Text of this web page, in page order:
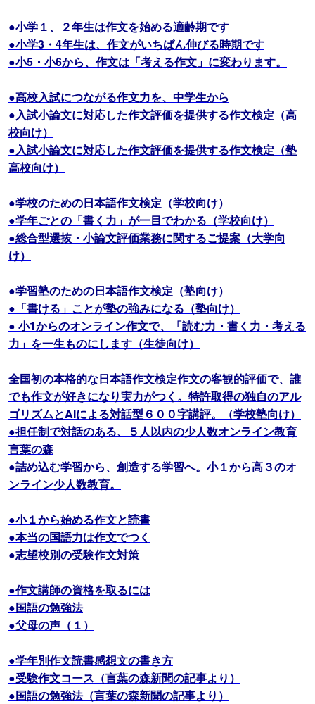
●小学１、２年生は作文を始める適齢期です
●小学3・4年生は、作文がいちばん伸びる時期です
●小5・小6から、作文は「考える作文」に変わります。
●高校入試につながる作文力を、中学生から
●入試小論文に対応した作文評価を提供する作文検定（高
校向け）
●入試小論文に対応した作文評価を提供する作文検定（塾
高校向け）
●学校のための日本語作文検定（学校向け）
●学年ごとの「書く力」が一目でわかる（学校向け）
●総合型選抜・小論文評価業務に関するご提案（大学向
け）
●学習塾のための日本語作文検定（塾向け）
●「書ける」ことが塾の強みになる（塾向け）
● 小1からのオンライン作文で、「読む力・書く力・考える
力」を一生ものにします（生徒向け）
全国初の本格的な日本語作文検定作文の客観的評価で、誰
でも作文が好きになり実力がつく。特許取得の独自のアル
ゴリズムとAIによる対話型６００字講評。（学校塾向け）
●担任制で対話のある、５人以内の少人数オンライン教育
言葉の森
●詰め込む学習から、創造する学習へ。小１から高３のオ
ンライン少人数教育。
●小１から始める作文と読書
●本当の国語力は作文でつく
●志望校別の受験作文対策
●作文講師の資格を取るには
●国語の勉強法
●父母の声（１）
●学年別作文読書感想文の書き方
●受験作文コース（言葉の森新聞の記事より）
●国語の勉強法（言葉の森新聞の記事より）